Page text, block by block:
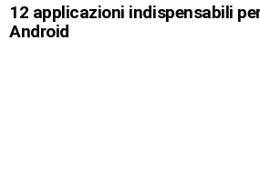
12 applicazioni indispensabili
Android